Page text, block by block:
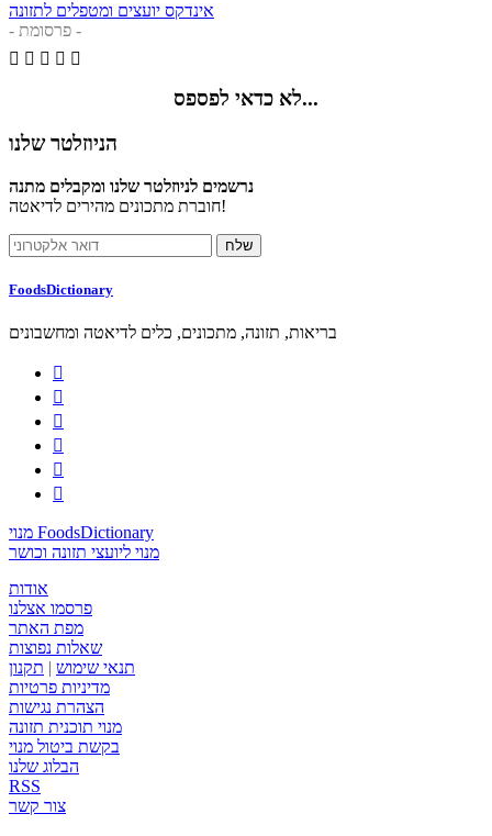
אינדקס יועצים ומטפלים לתזונה
- פרסומת -
    
לא כדאי לפספס...
הניוזלטר שלנו
נרשמים לניוזלטר שלנו ומקבלים מתנה
חוברת מתכונים מהירים לדיאטה!
FoodsDictionary
בריאות, תזונה, מתכונים, כלים לדיאטה ומחשבונים






מנוי FoodsDictionary
מנוי ליועצי תזונה וכושר
אודות
פרסמו אצלנו
מפת האתר
שאלות נפוצות
תנאי שימוש | תקנון
מדיניות פרטיות
הצהרת נגישות
מנוי תוכנית תזונה
בקשת ביטול מנוי
הבלוג שלנו
RSS
צור קשר